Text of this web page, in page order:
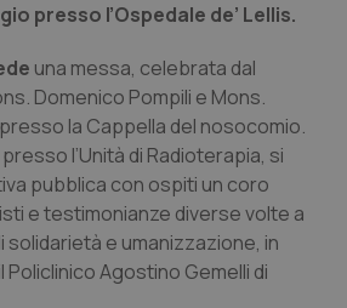
presso l’Ospedale de’ Lellis.
una messa, celebrata dal
Domenico Pompili e Mons.
la Cappella del nosocomio.
l’Unità di Radioterapia, si
pubblica con ospiti un coro
e testimonianze diverse volte a
solidarietà e umanizzazione, in
Agostino Gemelli di